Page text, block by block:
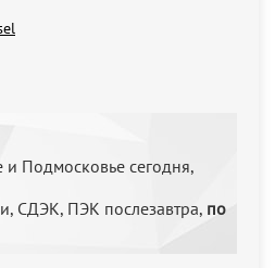
и Подмосковье сегодня,
СДЭК, ПЭК послезавтра, по